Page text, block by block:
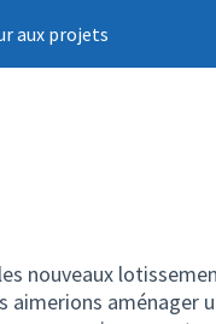
aux projets
nouveaux
aménager